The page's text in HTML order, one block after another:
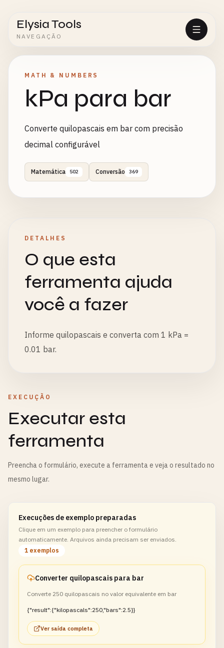
Elysia Tools
NAVEGAÇÃO
MATH & NUMBERS
kPa para bar
Converte quilopascais em bar com precisão
decimal configurável
Matemática 502 Conversão 369
DETALHES
O que esta
ferramenta ajuda
você a fazer
Informe quilopascais e converta com 1 kPa =
0.01 bar.
EXECUÇÃO
Executar esta
ferramenta
Preencha o formulário, execute a ferramenta e veja o resultado no
mesmo lugar.
Execuções de exemplo preparadas
Clique em um exemplo para preencher o formulário
automaticamente. Arquivos ainda precisam ser enviados.
1 exemplos
Converter quilopascais para bar
Converte 250 quilopascais no valor equivalente em bar
{"result":{"kilopascals":250,"bars":2.5}}
Ver saída completa